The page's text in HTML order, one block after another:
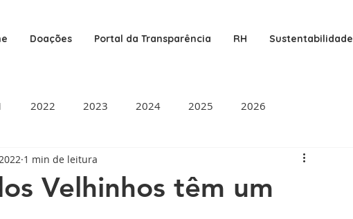
Doações Portal da Transparência RH Sustentabilidade
2022 2023 2024 2025 2026
Velhinhos têm um
1 min de leitura